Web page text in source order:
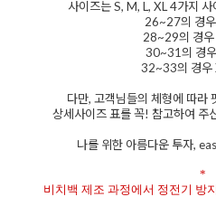
사이즈는S, M, L, XL 4가지 사
26~27의 경우
28~29의 경우
30~31의 경우
32~33의 경우
다만, 고객님들의 체형에 따라
상세사이즈 표를 꼭! 참고하여 주
나를 위한 아름다운 투자,
*
비치백 제조 과정에서 정전기 방